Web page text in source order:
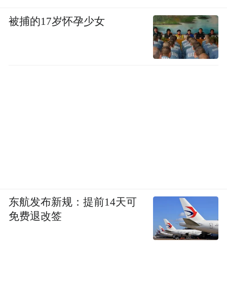
被捕的17岁怀孕少女
东航发布新规：提前14天可
免费退改签